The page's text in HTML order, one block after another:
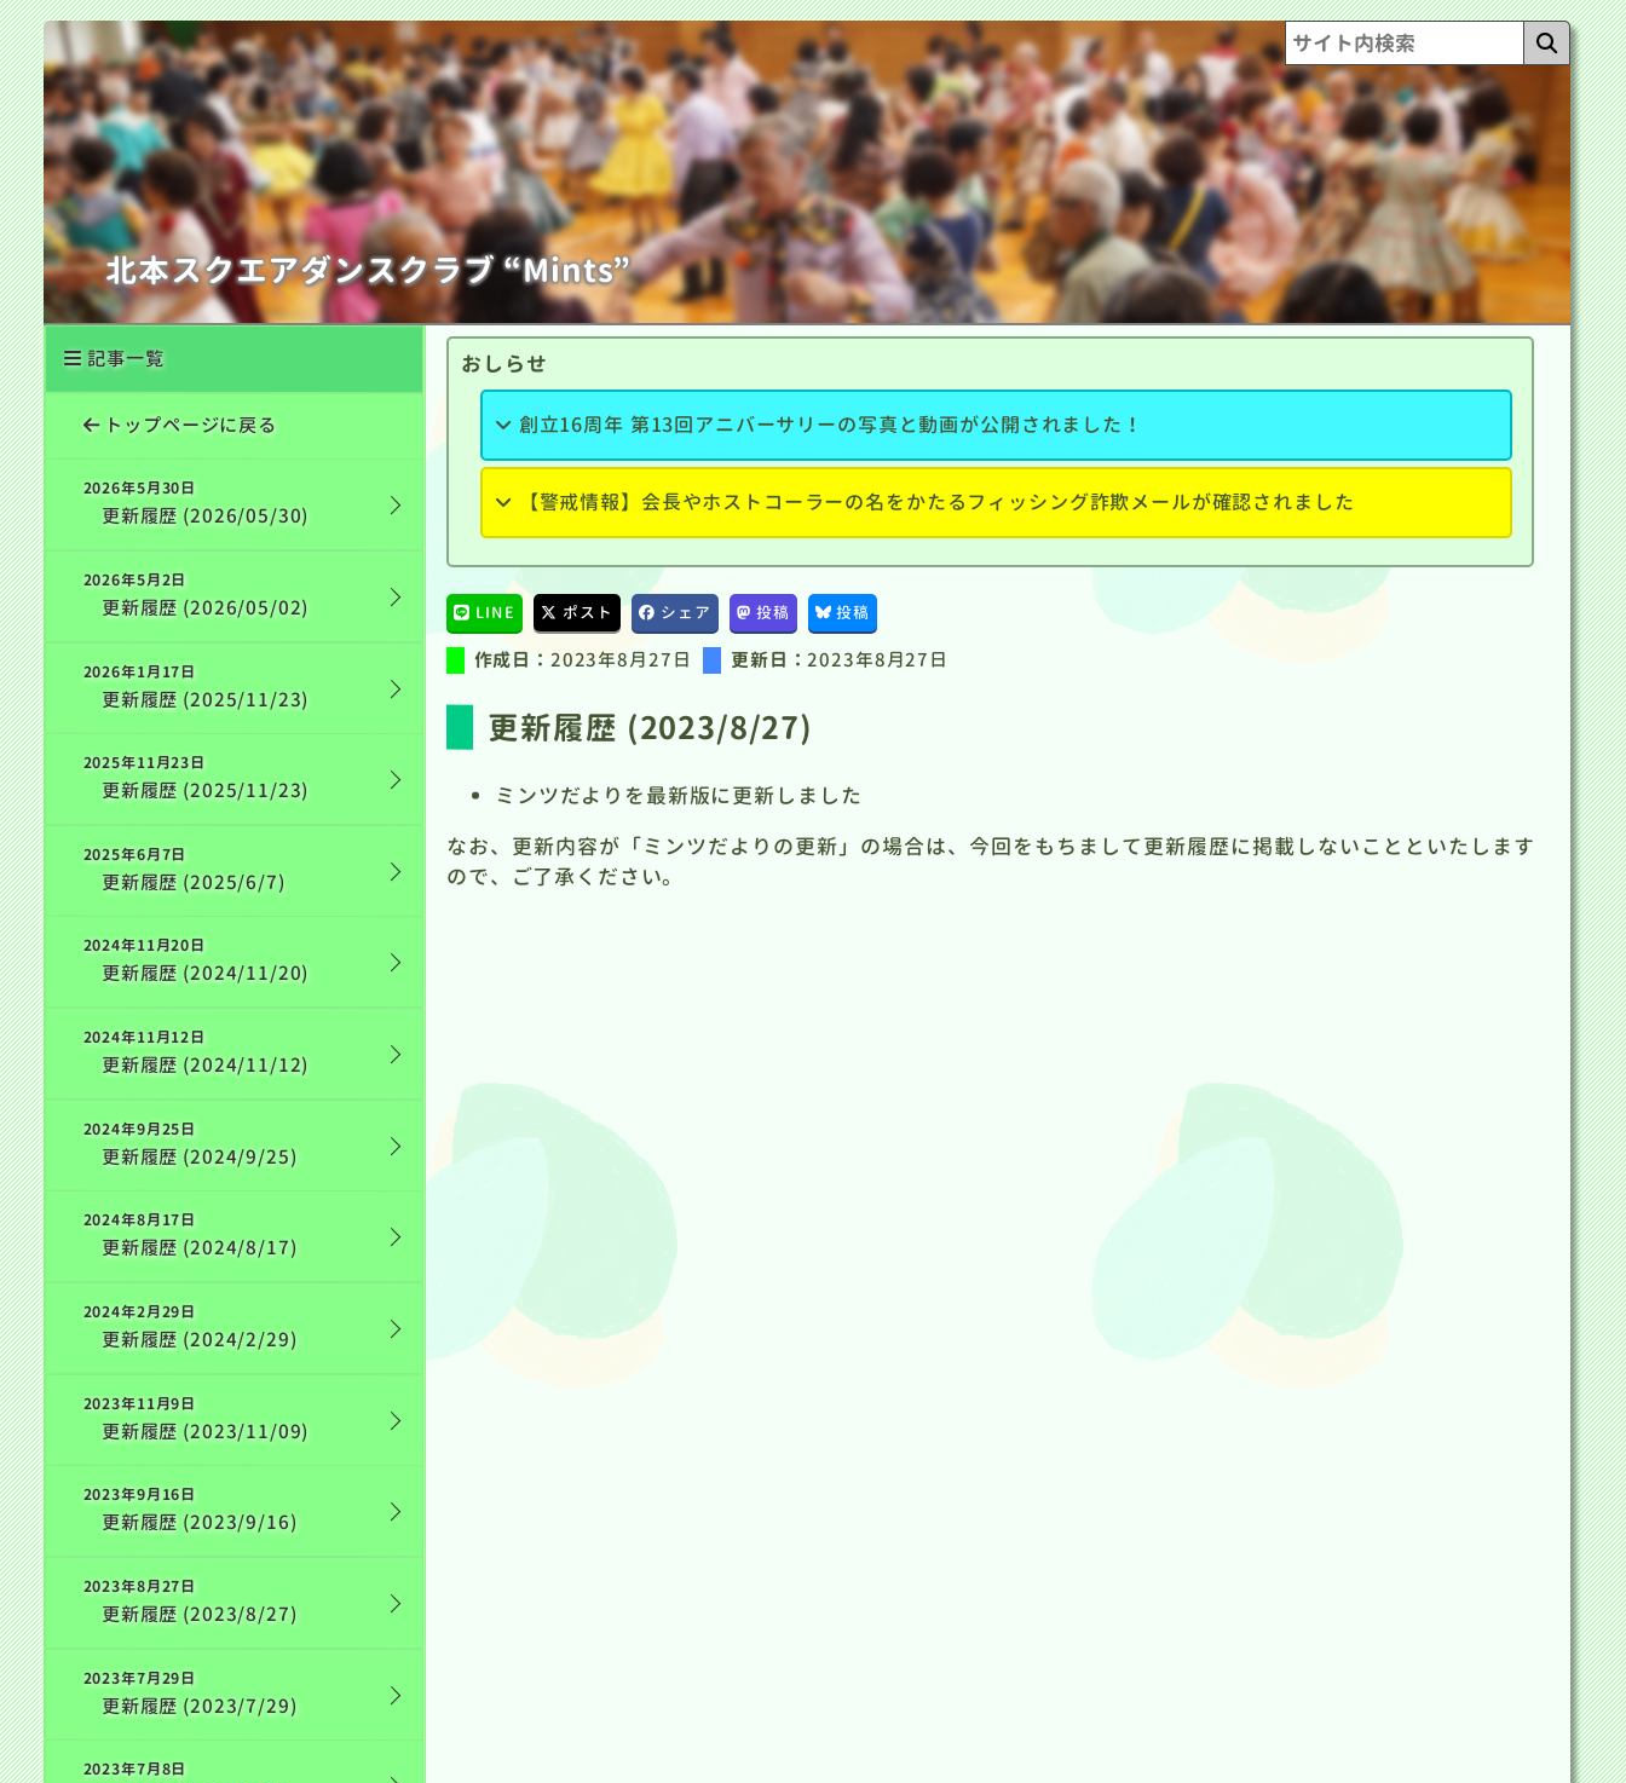
北本スクエアダンスクラブ “Mints”
記事一覧
トップページに戻る
2026年5月30日
更新履歴 (2026/05/30)
2026年5月2日
更新履歴 (2026/05/02)
2026年1月17日
更新履歴 (2025/11/23)
2025年11月23日
更新履歴 (2025/11/23)
2025年6月7日
更新履歴 (2025/6/7)
2024年11月20日
更新履歴 (2024/11/20)
2024年11月12日
更新履歴 (2024/11/12)
2024年9月25日
更新履歴 (2024/9/25)
2024年8月17日
更新履歴 (2024/8/17)
2024年2月29日
更新履歴 (2024/2/29)
2023年11月9日
更新履歴 (2023/11/09)
2023年9月16日
更新履歴 (2023/9/16)
2023年8月27日
更新履歴 (2023/8/27)
2023年7月29日
更新履歴 (2023/7/29)
2023年7月8日
おしらせ
創立16周年 第13回アニバーサリーの写真と動画が公開されました！
【警戒情報】会長やホストコーラーの名をかたるフィッシング詐欺メールが確認されました
LINE ポスト シェア 投稿 投稿
作成日： 2023年8月27日 更新日：2023年8月27日
更新履歴 (2023/8/27)
ミンツだよりを最新版に更新しました
なお、更新内容が「ミンツだよりの更新」の場合は、今回をもちまして更新履歴に掲載しないことといたします
ので、ご了承ください。